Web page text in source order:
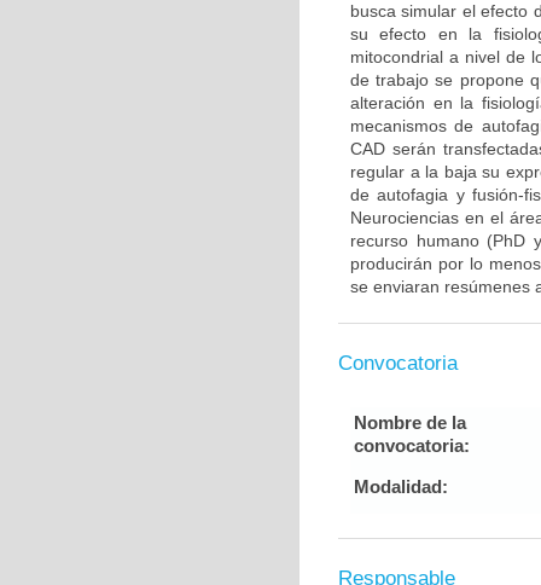
busca simular el efecto
su efecto en la
mitocondrial a nivel de
de trabajo se propone
alteración en la
mecanismos de
CAD serán
regular a la baja su
de autofagia y fusión-
Neurociencias en el
recurso humano (PhD
producirán por lo
se enviaran resúmenes
Convocatoria
Nombre de la
convocatoria:
Modalidad:
Responsable